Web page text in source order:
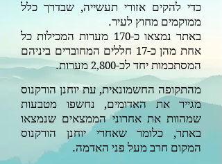
כדי להקים אזורי תעשייה, שבדרך כלל
ממוקמים מחוץ לעיר.
באתר נמצאו כ-170 מערות המכילות כל
אחת מהן כ-17 חללים המחוברים ביניהם
המסתכמות יחד לכ-2,800 מערות.
מהתקופה החשמונאית, עת יוחנן הורקנוס
מגייר את האדומים, נחשפו מטבעות
שמהוות את אחרוני הממצאים שנמצאו
באתר, כלומר שאחרי יוחנן הורקנוס
המקום חרב מעל פני האדמה.